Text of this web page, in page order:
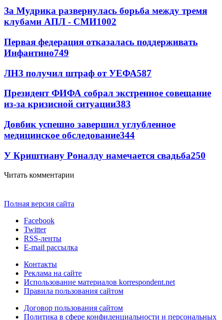
За Мудрика развернулась борьба между тремя
клубами АПЛ - СМИ1002
Первая федерация отказалась поддерживать
Инфантино749
ЛНЗ получил штраф от УЕФА587
Президент ФИФА собрал экстренное совещание
из-за кризисной ситуации383
Довбик успешно завершил углубленное
медицинское обследование344
У Криштиану Роналду намечается свадьба250
Читать комментарии
Полная версия сайта
Facebook
Twitter
RSS-ленты
E-mail рассылка
Контакты
Реклама на сайте
Использование материалов korrespondent.net
Правила пользования сайтом
Договор пользования сайтом
Политика в сфере конфиденциальности и персональных